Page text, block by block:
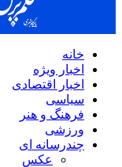
خانه
اخبار ویژه
اخبار اقتصادی
سیاسی
فرهنگ و هنر
ورزشی
چندرسانه ای
عکس